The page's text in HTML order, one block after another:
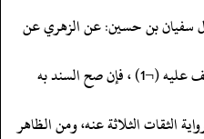
سفيان بن حسين: عن الزهري عن
‏‏‏‏عائشة ". قلت: ومرسل عبيد الله لم أقف عليه (¬1) ، فإن صح السند به
الثقات الثلاثة عنه، ومن الظاهر